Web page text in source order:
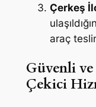
Çerkeş
araç
Güvenli
Çekici